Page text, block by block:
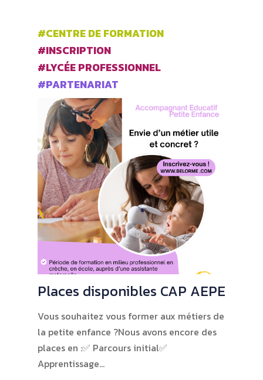
#CENTRE DE FORMATION
#INSCRIPTION
#LYCÉE PROFESSIONNEL
#PARTENARIAT
Places disponibles CAP AEPE
Vous souhaitez vous former aux métiers de
la petite enfance ?Nous avons encore des
places en :✅ Parcours initial✅
Apprentissage…